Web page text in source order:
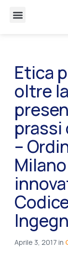
Etica
oltre
prassi
–
Aprile 3, 2017 in